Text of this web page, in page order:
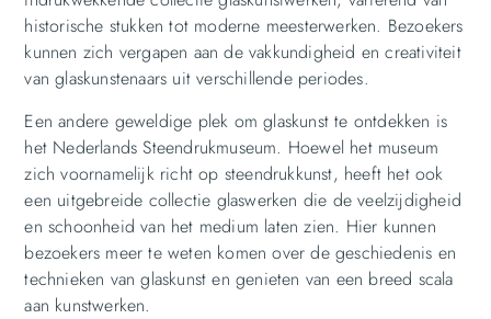
historische stukken tot moderne meesterwerken. Bezoekers
kunnen zich vergapen aan de vakkundigheid en creativiteit
van glaskunstenaars uit verschillende periodes.
Een andere geweldige plek om glaskunst te ontdekken is
het Nederlands Steendrukmuseum. Hoewel het museum
zich voornamelijk richt op steendrukkunst, heeft het ook
een uitgebreide collectie glaswerken die de veelzijdigheid
en schoonheid van het medium laten zien. Hier kunnen
bezoekers meer te weten komen over de geschiedenis en
technieken van glaskunst en genieten van een breed scala
aan kunstwerken.